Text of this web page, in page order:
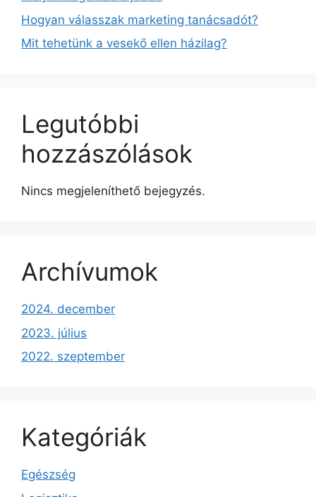
Hogyan válasszak marketing tanácsadót?
Mit tehetünk a vesekő ellen házilag?
Legutóbbi
hozzászólások
Nincs megjeleníthető bejegyzés.
Archívumok
2024. december
2023. július
2022. szeptember
Kategóriák
Egészség